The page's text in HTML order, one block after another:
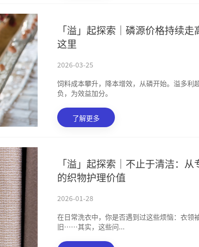
「溢」起探索｜磷源价格持续
这里
2026-03-25
饲料成本攀升，降本增效，从磷开始。溢多利
负，为效益加分。
了解更多
「溢」起探索｜不止于清洁：
的织物护理价值
2026-01-28
在日常洗衣中，你是否遇到过这些烦恼：衣领
旧……其实，这些问...